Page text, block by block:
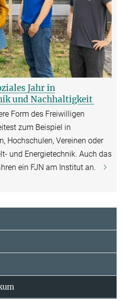
Jahr in
und Nachhaltigkeit
Form des Freiwilligen
zum Beispiel in
Hochschulen, Vereinen oder
und Energietechnik. Auch das
ein FJN am Institut an.